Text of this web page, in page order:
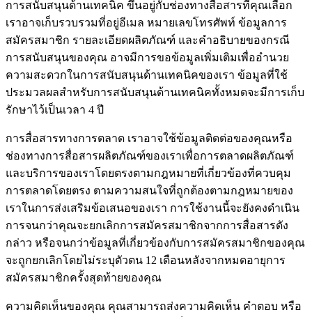
การสนับสนุนด้านเทคนิค ขึ้นอยู่กับช่องทางสื่อสารที่คุณเลือก
เราอาจเก็บรวบรวมที่อยู่อีเมล หมายเลขโทรศัพท์ ข้อมูลการ
สมัครสมาชิก รายละเอียดผลิตภัณฑ์ และคําอธิบายของกรณี
การสนับสนุนของคุณ อาจมีการขอข้อมูลเพิ่มเติมเพื่ออํานวย
ความสะดวกในการสนับสนุนด้านเทคนิคของเรา ข้อมูลที่ใช้
ประมวลผลสำหรับการสนับสนุนด้านเทคนิคทั้งหมดจะมีการเก็บ
รักษาไว้เป็นเวลา 4 ปี
การสื่อสารทางการตลาด เราอาจใช้ข้อมูลติดต่อของคุณหรือ
ช่องทางการสื่อสารผลิตภัณฑ์ของเราเพื่อการตลาดผลิตภัณฑ์
และบริการของเราโดยตรงตามกฎหมายที่เกี่ยวข้องที่ควบคุม
การตลาดโดยตรง ตามความสนใจที่ถูกต้องตามกฎหมายของ
เราในการส่งเสริมข้อเสนอของเรา การใช้งานนี้จะยังคงดําเนิน
การจนกว่าคุณจะยกเลิกการสมัครสมาชิกจากการสื่อสารดัง
กล่าว หรือจนกว่าข้อมูลที่เกี่ยวข้องกับการสมัครสมาชิกของคุณ
จะถูกยกเลิกโดยไม่ระบุตัวตน 12 เดือนหลังจากหมดอายุการ
สมัครสมาชิกครั้งสุดท้ายของคุณ
ความคิดเห็นของคุณ คุณสามารถส่งความคิดเห็น คําตอบ หรือ